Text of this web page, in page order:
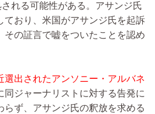
れる可能性がある。アサンジ氏
ており、米国がアサンジ氏を起訴
その証言で嘘をついたことを認め
選出されたアンソニー・アルバネ
同ジャーナリストに対する告発に
らず、アサンジ氏の釈放を求める